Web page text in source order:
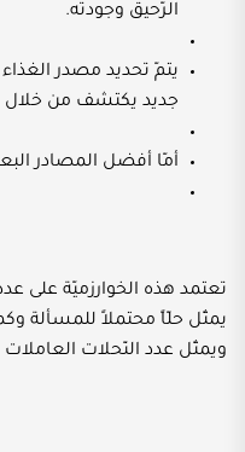
الرّحيق وجودته.
يتمّ تحديد مصدر
جديد يكتشف من خلال
أمّا أفضل المصادر
تعتمد هذه الخوارزميّة على
يمثّل حلّاً محتملاً للمسألة
ويمثّل عدد النّحلات العاملات